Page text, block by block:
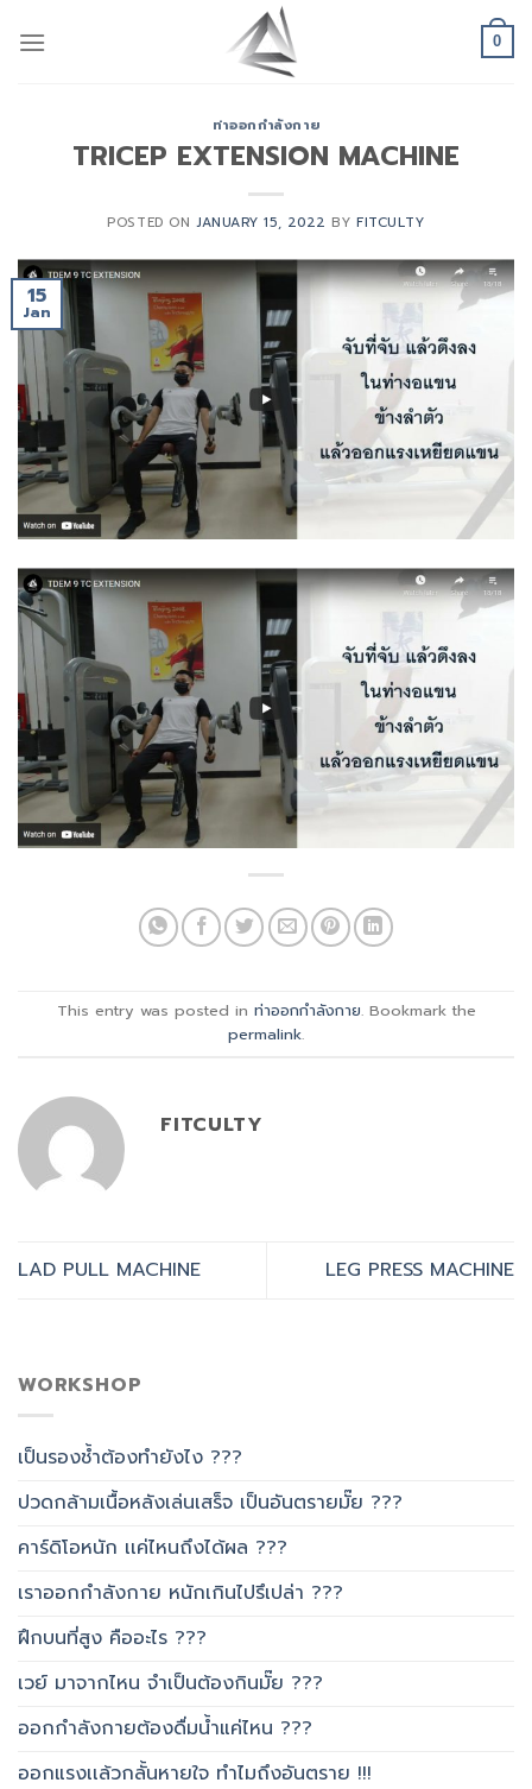
0
ท่าออกกำลังกาย
TRICEP EXTENSION MACHINE
POSTED ON JANUARY 15, 2022 BYFITCULTY
15
Jan
This entry was posted in ท่าออกกำลังกาย. Bookmark the
permalink.
FITCULTY
LAD PULL MACHINE LEG PRESS MACHINE
WORKSHOP
เป็นรองช้ำต้องทำยังไง ???
ปวดกล้ามเนื้อหลังเล่นเสร็จ เป็นอันตรายมั๊ย ???
คาร์ดิโอหนัก เเค่ไหนถึงได้ผล ???
เราออกกำลังกาย หนักเกินไปรึเปล่า ???
ฝึกบนที่สูง คืออะไร ???
เวย์ มาจากไหน จำเป็นต้องกินมั๊ย ???
ออกกำลังกายต้องดื่มน้ำแค่ไหน ???
ออกแรงเเล้วกลั้นหายใจ ทำไมถึงอันตราย !!!